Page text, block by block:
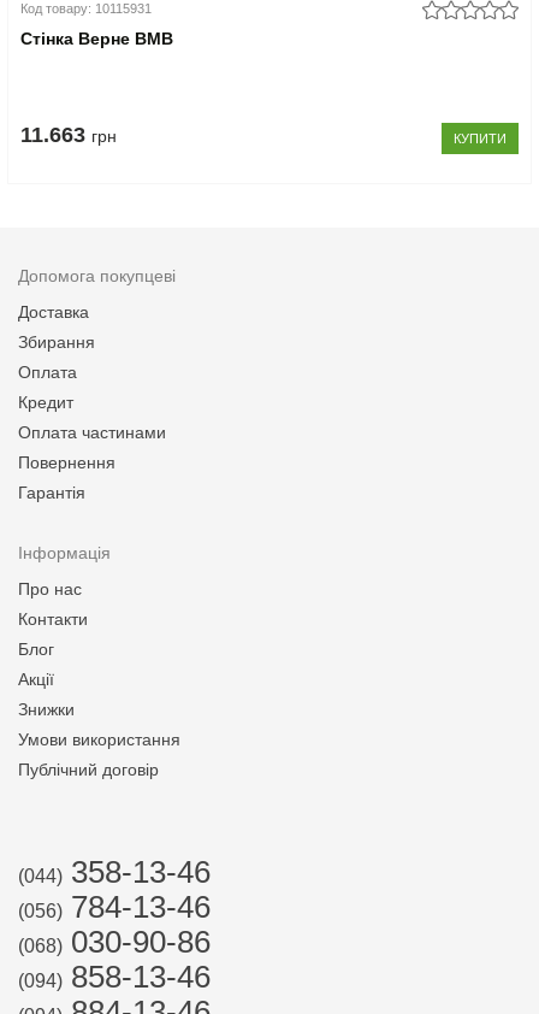
Код товару: 10115931
Стінка Верне ВМВ
11.663 грн КУПИТИ
Допомога покупцеві
Доставка
Збирання
Оплата
Кредит
Оплата частинами
Повернення
Гарантія
Інформація
Про нас
Контакти
Блог
Акції
Знижки
Умови використання
Публічний договір
(044) 358-13-46
(056) 784-13-46
(068) 030-90-86
(094) 858-13-46